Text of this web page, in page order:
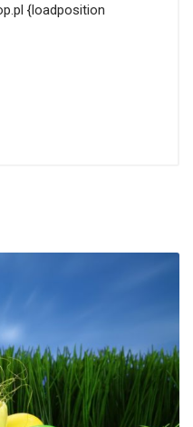
{loadposition